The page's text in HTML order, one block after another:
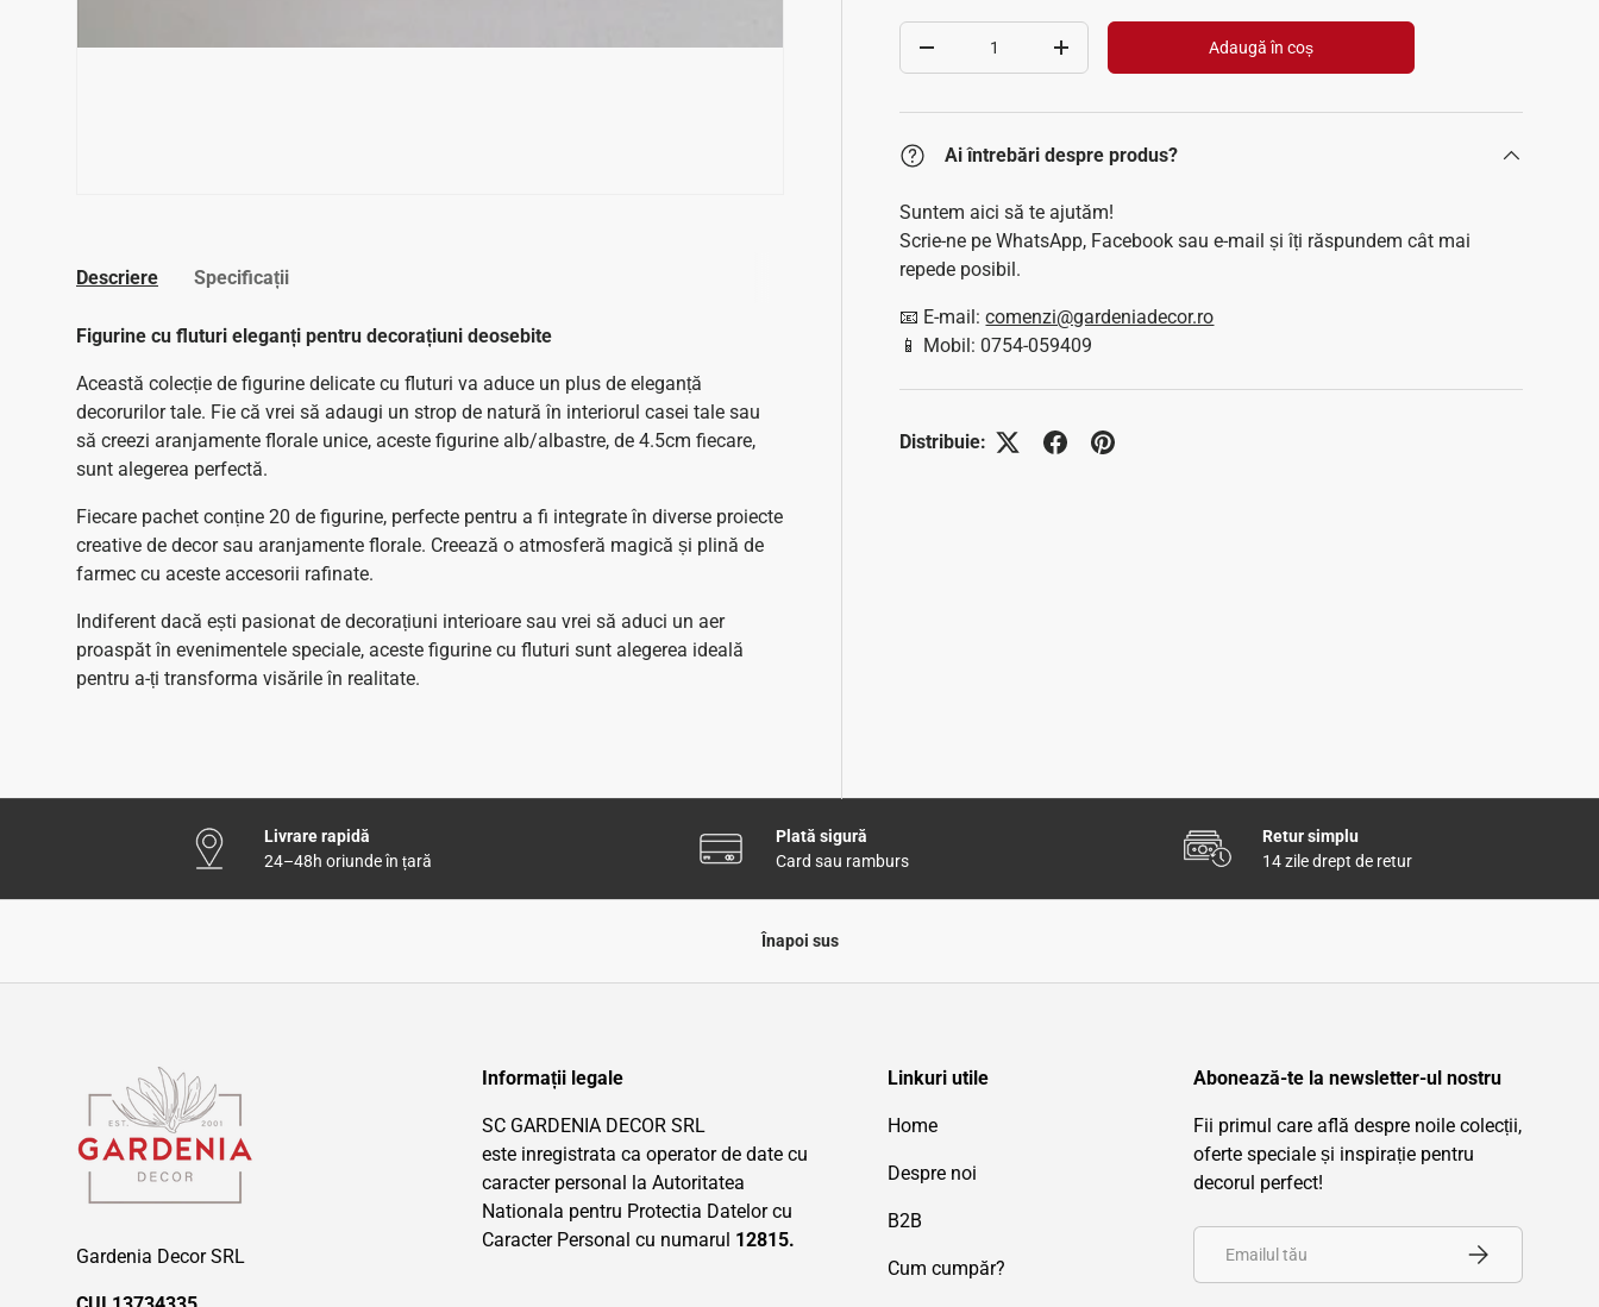
Scade cantitatea
Crește cantitatea Adaugă în coș
Ai întrebări despre produs?
Suntem aici să te ajutăm!
Scrie-ne pe WhatsApp, Facebook sau e-mail și îți răspundem cât mai
repede posibil.
📧 E-mail:comenzi@gardeniadecor.ro
📱 Mobil: 0754-059409
Distribuie:
Descriere Specificații
Figurine cu fluturi eleganți pentru decorațiuni deosebite
Această colecție de figurine delicate cu fluturi va aduce un plus de eleganță
decorurilor tale. Fie că vrei să adaugi un strop de natură în interiorul casei tale sau
să creezi aranjamente florale unice, aceste figurine alb/albastre, de 4.5cm fiecare,
sunt alegerea perfectă.
Fiecare pachet conține 20 de figurine, perfecte pentru a fi integrate în diverse proiecte
creative de decor sau aranjamente florale. Creează o atmosferă magică și plină de
farmec cu aceste accesorii rafinate.
Indiferent dacă ești pasionat de decorațiuni interioare sau vrei să aduci un aer
proaspăt în evenimentele speciale, aceste figurine cu fluturi sunt alegerea ideală
pentru a-ți transforma visările în realitate.
Livrare rapidă
24–48h oriunde în țară
Plată sigură
Card sau ramburs
Retur simplu
14 zile drept de retur
Înapoi sus
Gardenia Decor SRL
Informații legale
SC GARDENIA DECOR SRL
este inregistrata ca operator de date cu
caracter personal la Autoritatea
Nationala pentru Protectia Datelor cu
Caracter Personal cu numarul 12815.
Linkuri utile
Home
Despre noi
B2B
Cum cumpăr?
Abonează-te la newsletter-ul nostru
Fii primul care află despre noile colecții,
oferte speciale și inspirație pentru
decorul perfect!
Înscrie-te